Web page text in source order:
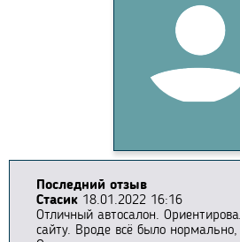
Последний отзыв
Стасик 18.01.2022 16:16
Отличный автосалон.
сайту. Вроде всё было нормально,